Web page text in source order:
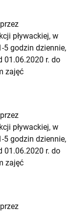
pływackiej, w
5 godzin dziennie,
01.06.2020 r. do
zajęć
pływackiej, w
5 godzin dziennie,
01.06.2020 r. do
zajęć